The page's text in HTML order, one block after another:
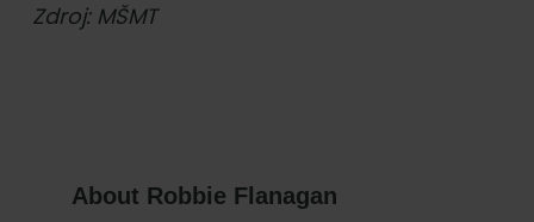
Zdroj: MŠMT
About Robbie Flanagan